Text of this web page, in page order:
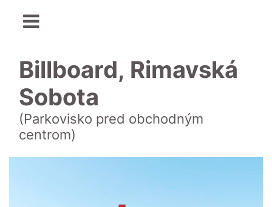
Billboard, Rimavská
Sobota
(Parkovisko pred obchodným
centrom)